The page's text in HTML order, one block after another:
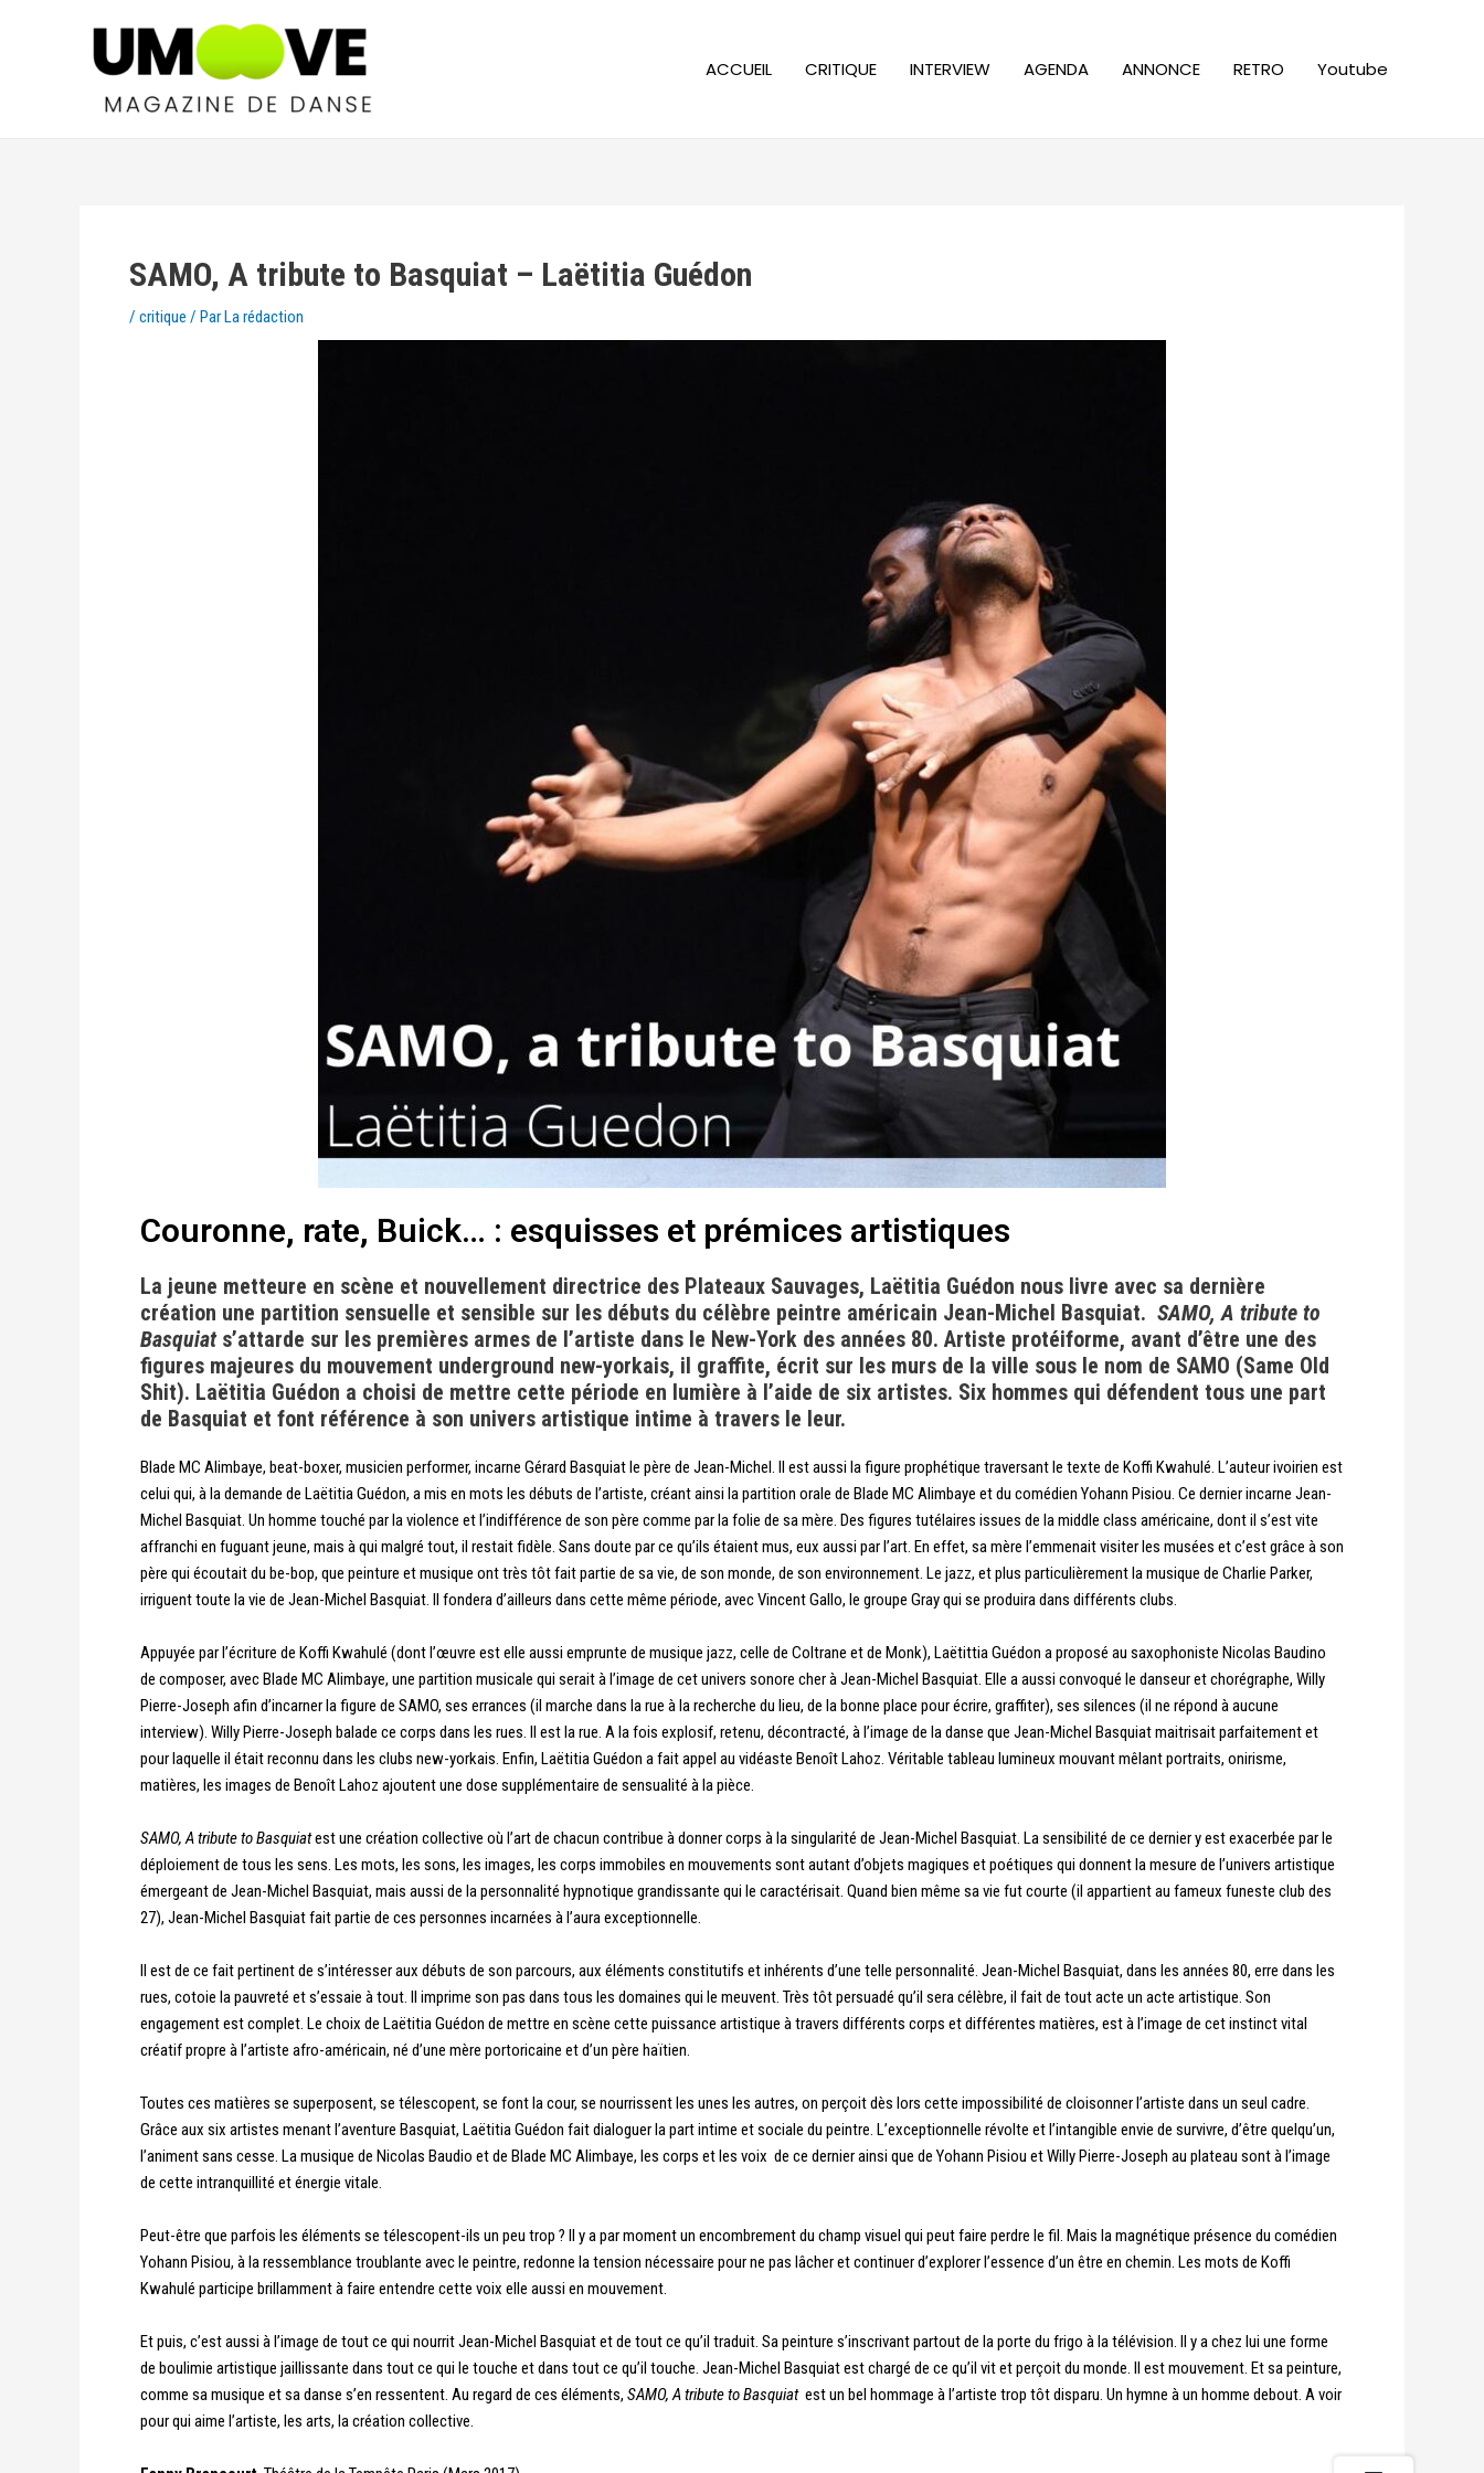
ACCUEIL CRITIQUE INTERVIEW AGENDA ANNONCE RETRO Youtube
SAMO, A tribute to Basquiat – Laëtitia Guédon
/ critique / ParLa rédaction
Couronne, rate, Buick… : esquisses et prémices artistiques
La jeune metteure en scène et nouvellement directrice des Plateaux Sauvages, Laëtitia Guédon nous livre avec sa dernière
création une partition sensuelle et sensible sur les débuts du célèbre peintre américain Jean-Michel Basquiat. SAMO, A tribute to
Basquiats’attarde sur les premières armes de l’artiste dans le New-York des années 80. Artiste protéiforme, avant d’être une des
figures majeures du mouvement underground new-yorkais, il graffite, écrit sur les murs de la ville sous le nom de SAMO (Same Old
Shit). Laëtitia Guédon a choisi de mettre cette période en lumière à l’aide de six artistes. Six hommes qui défendent tous une part
de Basquiat et font référence à son univers artistique intime à travers le leur.
Blade MC Alimbaye, beat-boxer, musicien performer, incarne Gérard Basquiat le père de Jean-Michel. Il est aussi la figure prophétique traversant le texte de Koffi Kwahulé. L’auteur ivoirien est
celui qui, à la demande de Laëtitia Guédon, a mis en mots les débuts de l’artiste, créant ainsi la partition orale de Blade MC Alimbaye et du comédien Yohann Pisiou. Ce dernier incarne Jean-
Michel Basquiat. Un homme touché par la violence et l’indifférence de son père comme par la folie de sa mère. Des figures tutélaires issues de la middle class américaine, dont il s’est vite
affranchi en fuguant jeune, mais à qui malgré tout, il restait fidèle. Sans doute par ce qu’ils étaient mus, eux aussi par l’art. En effet, sa mère l’emmenait visiter les musées et c’est grâce à son
père qui écoutait du be-bop, que peinture et musique ont très tôt fait partie de sa vie, de son monde, de son environnement. Le jazz, et plus particulièrement la musique de Charlie Parker,
irriguent toute la vie de Jean-Michel Basquiat. Il fondera d’ailleurs dans cette même période, avec Vincent Gallo, le groupe Gray qui se produira dans différents clubs.
Appuyée par l’écriture de Koffi Kwahulé (dont l’œuvre est elle aussi emprunte de musique jazz, celle de Coltrane et de Monk), Laëtittia Guédon a proposé au saxophoniste Nicolas Baudino
de composer, avec Blade MC Alimbaye, une partition musicale qui serait à l’image de cet univers sonore cher à Jean-Michel Basquiat. Elle a aussi convoqué le danseur et chorégraphe, Willy
Pierre-Joseph afin d’incarner la figure de SAMO, ses errances (il marche dans la rue à la recherche du lieu, de la bonne place pour écrire, graffiter), ses silences (il ne répond à aucune
interview). Willy Pierre-Joseph balade ce corps dans les rues. Il est la rue. A la fois explosif, retenu, décontracté, à l’image de la danse que Jean-Michel Basquiat maitrisait parfaitement et
pour laquelle il était reconnu dans les clubs new-yorkais. Enfin, Laëtitia Guédon a fait appel au vidéaste Benoît Lahoz. Véritable tableau lumineux mouvant mêlant portraits, onirisme,
matières, les images de Benoît Lahoz ajoutent une dose supplémentaire de sensualité à la pièce.
SAMO, A tribute to Basquiatest une création collective où l’art de chacun contribue à donner corps à la singularité de Jean-Michel Basquiat. La sensibilité de ce dernier y est exacerbée par le
déploiement de tous les sens. Les mots, les sons, les images, les corps immobiles en mouvements sont autant d’objets magiques et poétiques qui donnent la mesure de l’univers artistique
émergeant de Jean-Michel Basquiat, mais aussi de la personnalité hypnotique grandissante qui le caractérisait. Quand bien même sa vie fut courte (il appartient au fameux funeste club des
27), Jean-Michel Basquiat fait partie de ces personnes incarnées à l’aura exceptionnelle.
Il est de ce fait pertinent de s’intéresser aux débuts de son parcours, aux éléments constitutifs et inhérents d’une telle personnalité. Jean-Michel Basquiat, dans les années 80, erre dans les
rues, cotoie la pauvreté et s’essaie à tout. Il imprime son pas dans tous les domaines qui le meuvent. Très tôt persuadé qu’il sera célèbre, il fait de tout acte un acte artistique. Son
engagement est complet. Le choix de Laëtitia Guédon de mettre en scène cette puissance artistique à travers différents corps et différentes matières, est à l’image de cet instinct vital
créatif propre à l’artiste afro-américain, né d’une mère portoricaine et d’un père haïtien.
Toutes ces matières se superposent, se télescopent, se font la cour, se nourrissent les unes les autres, on perçoit dès lors cette impossibilité de cloisonner l’artiste dans un seul cadre.
Grâce aux six artistes menant l’aventure Basquiat, Laëtitia Guédon fait dialoguer la part intime et sociale du peintre. L’exceptionnelle révolte et l’intangible envie de survivre, d’être quelqu’un,
l’animent sans cesse. La musique de Nicolas Baudio et de Blade MC Alimbaye, les corps et les voix de ce dernier ainsi que de Yohann Pisiou et Willy Pierre-Joseph au plateau sont à l’image
de cette intranquillité et énergie vitale.
Peut-être que parfois les éléments se télescopent-ils un peu trop ? Il y a par moment un encombrement du champ visuel qui peut faire perdre le fil. Mais la magnétique présence du comédien
Yohann Pisiou, à la ressemblance troublante avec le peintre, redonne la tension nécessaire pour ne pas lâcher et continuer d’explorer l’essence d’un être en chemin. Les mots de Koffi
Kwahulé participe brillamment à faire entendre cette voix elle aussi en mouvement.
Et puis, c’est aussi à l’image de tout ce qui nourrit Jean-Michel Basquiat et de tout ce qu’il traduit. Sa peinture s’inscrivant partout de la porte du frigo à la télévision. Il y a chez lui une forme
de boulimie artistique jaillissante dans tout ce qui le touche et dans tout ce qu’il touche. Jean-Michel Basquiat est chargé de ce qu’il vit et perçoit du monde. Il est mouvement. Et sa peinture,
comme sa musique et sa danse s’en ressentent. Au regard de ces éléments, SAMO, A tribute to Basquiat est un bel hommage à l’artiste trop tôt disparu. Un hymne à un homme debout. A voir
pour qui aime l’artiste, les arts, la création collective.